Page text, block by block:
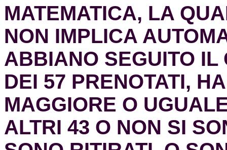
MATEMATICA, LA
NON IMPLICA
ABBIANO SEGUITO IL
DEI 57 PRENOTATI,
MAGGIORE O
ALTRI 43 O NON SI